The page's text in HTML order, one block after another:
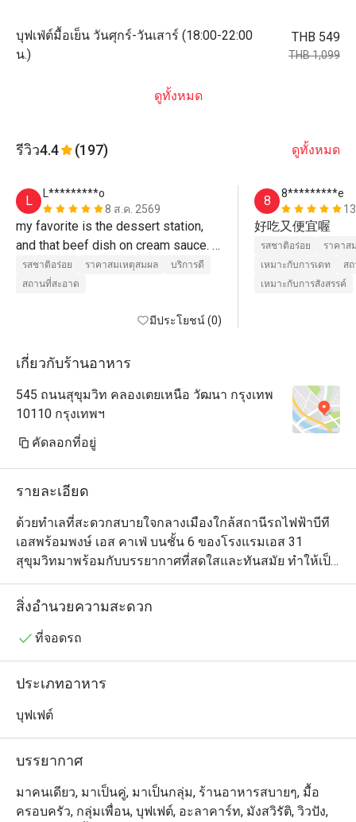
บุฟเฟ่ต์มื้อเย็น วันศุกร์-วันเสาร์ (18:00-22:00
น.)
THB 549
THB 1,099
ดูทั้งหมด
รีวิว4.4 (197) ดูทั้งหมด
L
L*********o
8 ส.ค. 2569
my favorite is the dessert station,
and that beef dish on cream sauce.
the shrimps and fruit options..im
happy i booked this for lunch. the
staff is warm and welcoming i
experience. i may consider to visit
รสชาติอร่อย ราคาสมเหตุสมผล
บริการดี
สถานที่สะอาด
มีประโยชน์ (0)
8
8*********e
好吃又便宜喔
รสชาติอร่อย
ราคาส
เหมาะกับการเดท
ส
เหมาะกับการสังสรรค์
เกี่ยวกับร้านอาหาร
545 ถนนสุขุมวิท คลองเตยเหนือ วัฒนา กรุงเทพ
10110 กรุงเทพฯ
คัดลอกที่อยู่
รายละเอียด
ด้วยทำเลที่สะดวกสบายใจกลางเมืองใกล้สถานีรถไฟฟ้าบีที
เอสพร้อมพงษ์ เอส คาเฟ่ บนชั้น 6 ของโรงแรมเอส 31
สุขุมวิทมาพร้อมกับบรรยากาศที่สดใสและทันสมัย ทำให้เป็น
ร้านโปรดของทั้งแขกของโรงแรมและผู้มาเยือน ที่นิยมมา
สิ่งอำนวยความสะดวก
ที่จอดรถ
ประเภทอาหาร
บุฟเฟต์
บรรยากาศ
มาคนเดียว, มาเป็นคู่, มาเป็นกลุ่ม, ร้านอาหารสบายๆ, มื้อ
ครอบครัว, กลุ่มเพื่อน, บุฟเฟต์, อะลาคาร์ท, มังสวิรัติ, วิวปัง,